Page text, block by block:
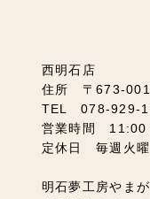
西明石店
住所 〒673-
TEL 078-929-
営業時間 11:00
定休日 毎週火曜
明石夢工房やま